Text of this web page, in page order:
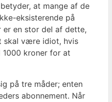
at mange af de
eksisterende på
en stor del af dette,
skal være idiot, hvis
1000 kroner for at
på tre måder; enten
abonnement. Når